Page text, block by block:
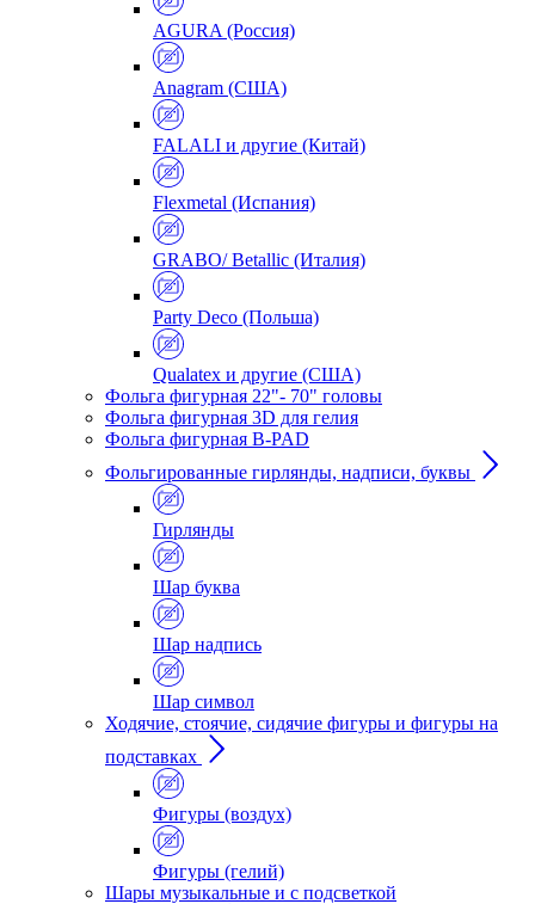
AGURA (Россия)
Anagram (США)
FALALI и другие (Китай)
Flexmetal (Испания)
GRABO/ Betallic (Италия)
Party Deco (Польша)
Qualatex и другие (США)
Фольга фигурная 22"- 70" головы
Фольга фигурная 3D для гелия
Фольга фигурная B-PAD
Фольгированные гирлянды, надписи, буквы
Гирлянды
Шар буква
Шар надпись
Шар символ
Ходячие, стоячие, сидячие фигуры и фигуры на
подставках
Фигуры (воздух)
Фигуры (гелий)
Шары музыкальные и с подсветкой